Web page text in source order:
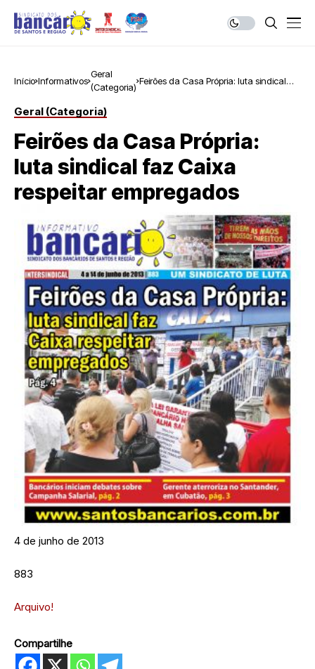
Início Informativos
Geral
(Categoria)
Feirões da Casa Própria: luta sindical
Geral (Categoria)
Feirões da Casa Própria:
luta sindical faz Caixa
respeitar empregados
4 de junho de 2013
883
Arquivo!
Compartilhe